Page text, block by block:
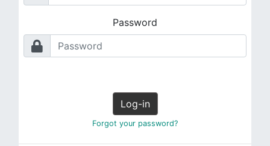
Password
Log-in
Forgot your password?